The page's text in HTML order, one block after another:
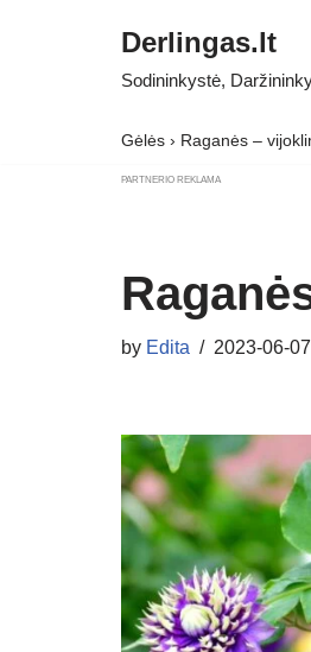
Derlingas.lt
Sodininkystė,
Gėlės › Raganės –
PARTNERIO REKLAMA
by Edita 2023-06-07